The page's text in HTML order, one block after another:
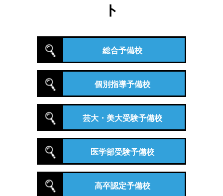
ト
総合予備校
個別指導予備校
芸大・美大受験予備校
医学部受験予備校
高卒認定予備校